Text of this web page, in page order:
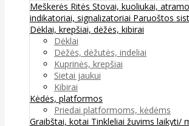
Meškerės Ritės Stovai, kuoliukai,
indikatoriai, signalizatoriai Paruoštos
Dėklai, krepšiai, dėžės, kibirai
Dėklai
Dėžės, dėžutės, indeliai
Kuprinės, krepšiai
Sietai jaukui
Kibirai
Kėdės, platformos
Priedai platformoms, kėdėms
Graibštai, kotai Tinkleliai žuvims laikyti/